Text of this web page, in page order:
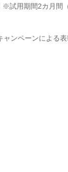
※試用期間2カ月間
ャンペーンによる